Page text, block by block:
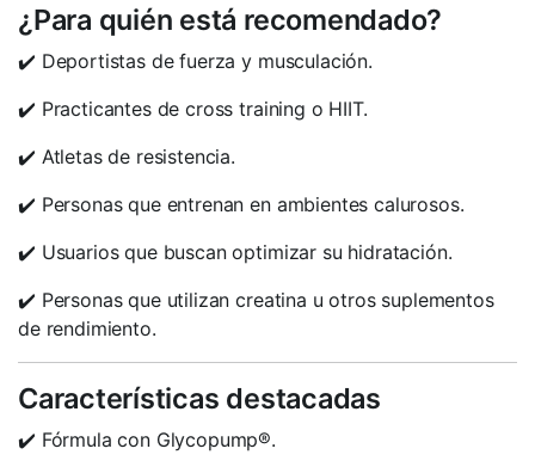
¿Para quién está recomendado?
✔️ Deportistas de fuerza y musculación.
✔️ Practicantes de cross training o HIIT.
✔️ Atletas de resistencia.
✔️ Personas que entrenan en ambientes calurosos.
✔️ Usuarios que buscan optimizar su hidratación.
✔️ Personas que utilizan creatina u otros suplementos
de rendimiento.
Características destacadas
✔️ Fórmula con Glycopump®.